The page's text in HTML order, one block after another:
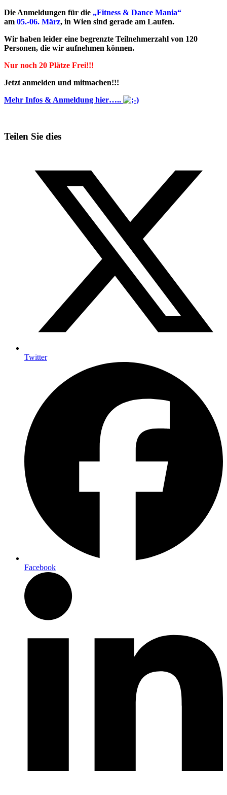
Die Anmeldungen für die „Fitness & Dance Mania“
am 05.-06. März, in Wien sind gerade am Laufen.
Wir haben leider eine begrenzte Teilnehmerzahl von 120
Personen, die wir aufnehmen können.
Nur noch 20 Plätze Frei!!!
Jetzt anmelden und mitmachen!!!
Mehr Infos & Anmeldung hier…..
Teilen Sie dies
Twitter
Facebook